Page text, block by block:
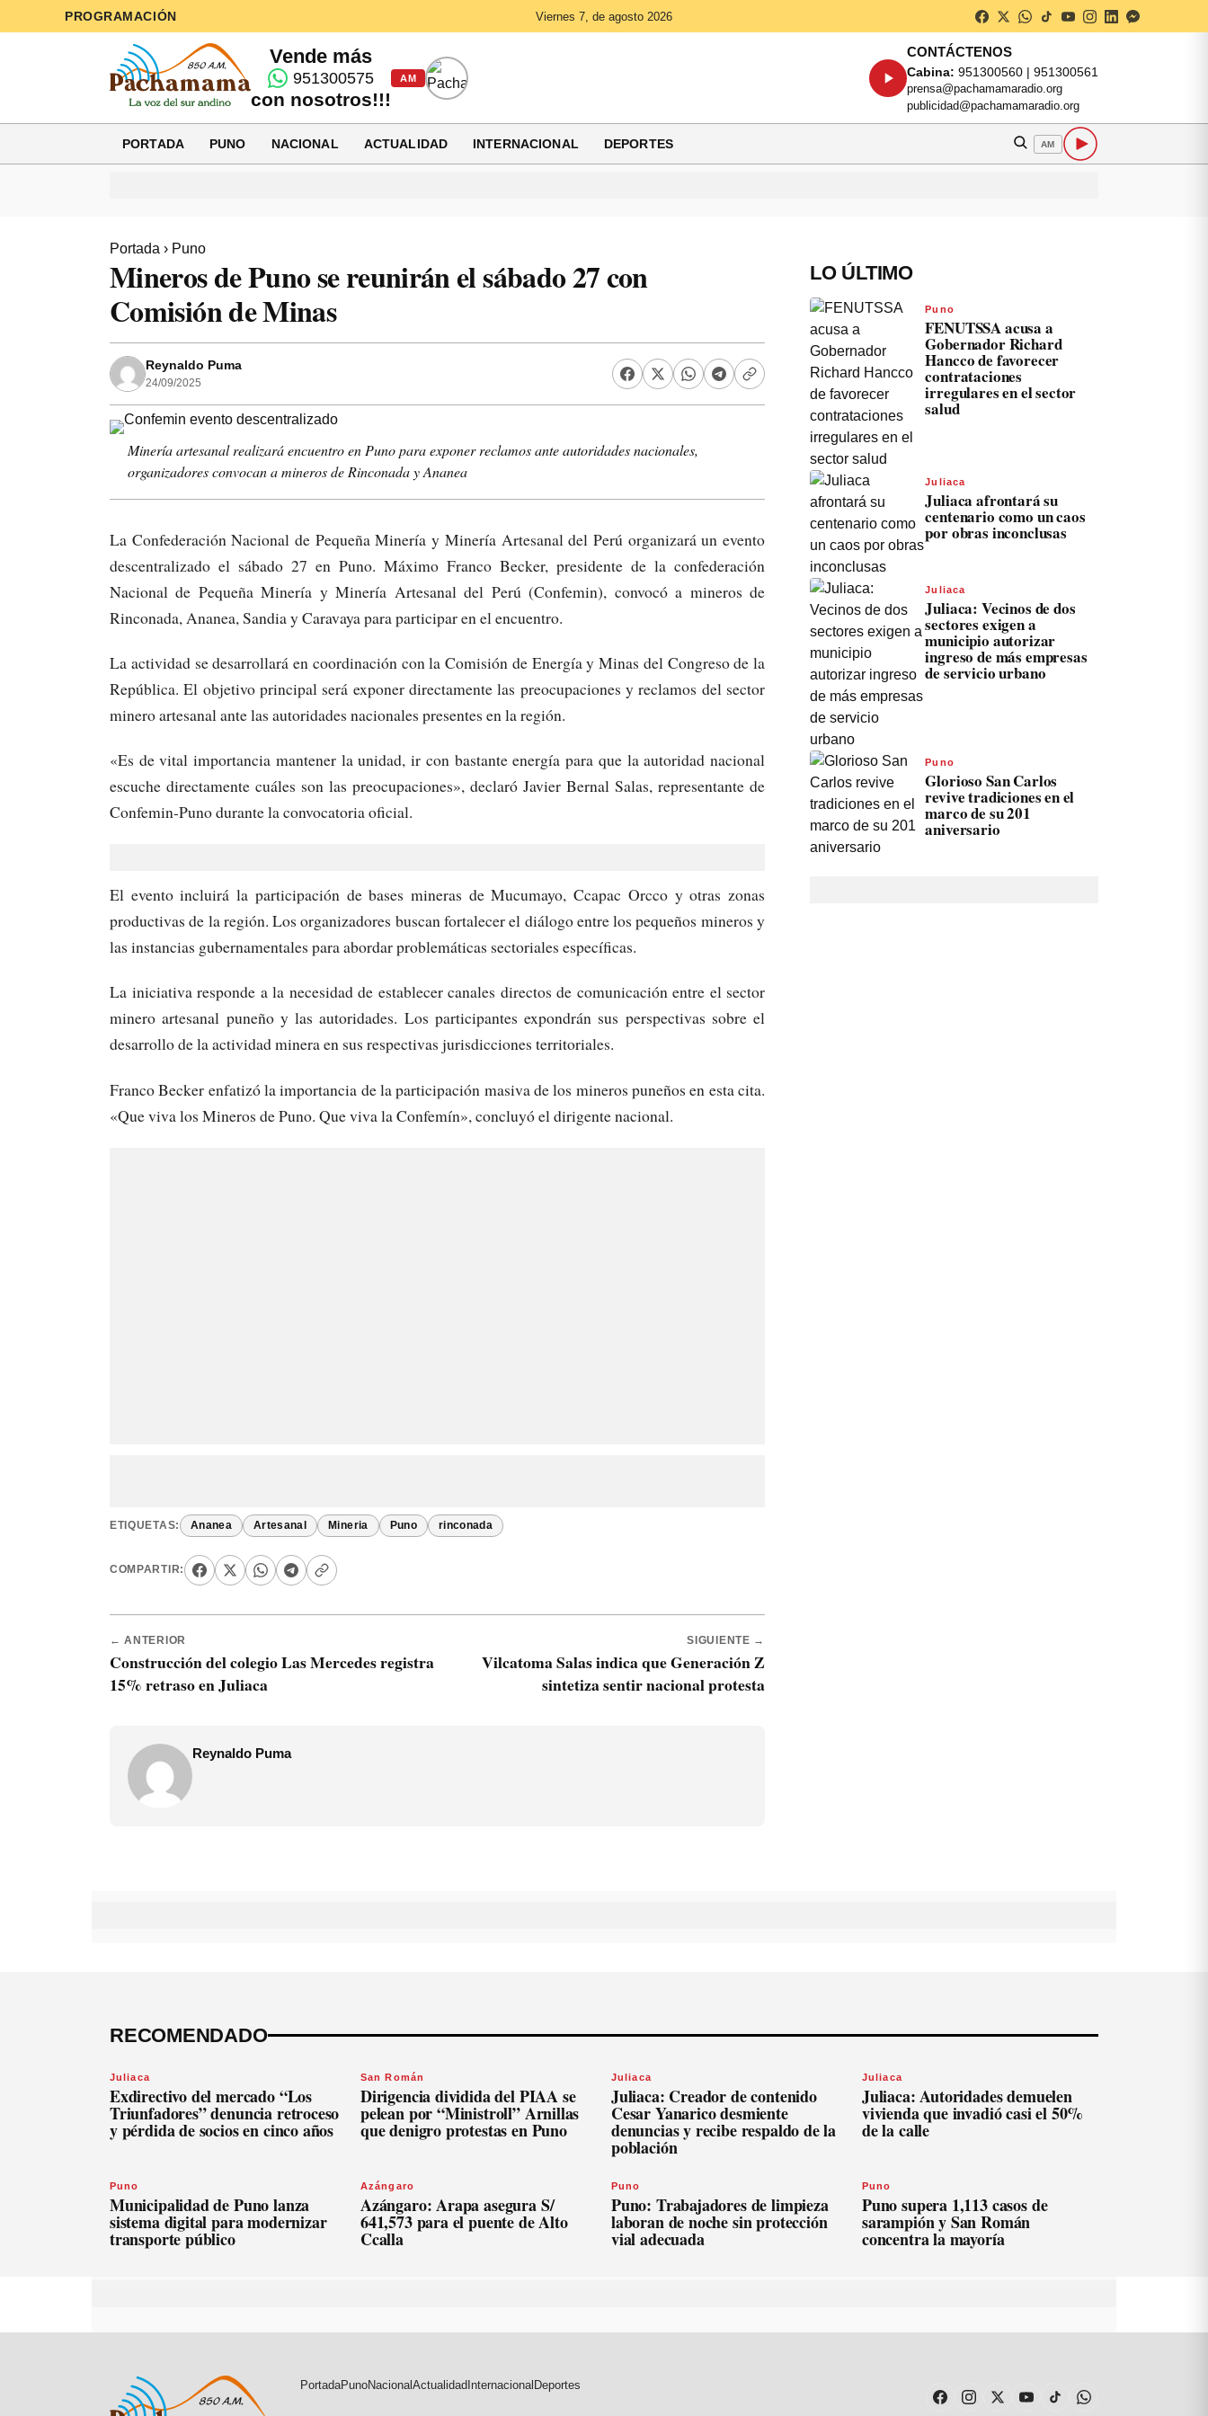
PROGRAMACIÓN Viernes 7, de agosto 2026
Vende más
951300575
con nosotros!!!
AM
CONTÁCTENOS
Cabina: 951300560 | 951300561
prensa@pachamamaradio.org
publicidad@pachamamaradio.org
PORTADA PUNO NACIONAL ACTUALIDAD INTERNACIONAL DEPORTES AM
Portada › Puno
Mineros de Puno se reunirán el sábado 27 con
Comisión de Minas
Reynaldo Puma
24/09/2025
Minería artesanal realizará encuentro en Puno para exponer reclamos ante autoridades nacionales,
organizadores convocan a mineros de Rinconada y Ananea
La Confederación Nacional de Pequeña Minería y Minería Artesanal del Perú organizará un evento
descentralizado el sábado 27 en Puno. Máximo Franco Becker, presidente de la confederación
Nacional de Pequeña Minería y Minería Artesanal del Perú (Confemin), convocó a mineros de
Rinconada, Ananea, Sandia y Caravaya para participar en el encuentro.
La actividad se desarrollará en coordinación con la Comisión de Energía y Minas del Congreso de la
República. El objetivo principal será exponer directamente las preocupaciones y reclamos del sector
minero artesanal ante las autoridades nacionales presentes en la región.
«Es de vital importancia mantener la unidad, ir con bastante energía para que la autoridad nacional
escuche directamente cuáles son las preocupaciones», declaró Javier Bernal Salas, representante de
Confemin-Puno durante la convocatoria oficial.
El evento incluirá la participación de bases mineras de Mucumayo, Ccapac Orcco y otras zonas
productivas de la región. Los organizadores buscan fortalecer el diálogo entre los pequeños mineros y
las instancias gubernamentales para abordar problemáticas sectoriales específicas.
La iniciativa responde a la necesidad de establecer canales directos de comunicación entre el sector
minero artesanal puneño y las autoridades. Los participantes expondrán sus perspectivas sobre el
desarrollo de la actividad minera en sus respectivas jurisdicciones territoriales.
Franco Becker enfatizó la importancia de la participación masiva de los mineros puneños en esta cita.
«Que viva los Mineros de Puno. Que viva la Confemín», concluyó el dirigente nacional.
ETIQUETAS: Ananea Artesanal Mineria Puno rinconada
COMPARTIR:
← ANTERIOR
Construcción del colegio Las Mercedes registra
15% retraso en Juliaca
SIGUIENTE →
Vilcatoma Salas indica que Generación Z
sintetiza sentir nacional protesta
Reynaldo Puma
LO ÚLTIMO
Puno
FENUTSSA acusa a
Gobernador Richard
Hancco de favorecer
contrataciones
irregulares en el sector
salud
Juliaca
Juliaca afrontará su
centenario como un caos
por obras inconclusas
Juliaca
Juliaca: Vecinos de dos
sectores exigen a
municipio autorizar
ingreso de más empresas
de servicio urbano
Puno
Glorioso San Carlos
revive tradiciones en el
marco de su 201
aniversario
RECOMENDADO
Juliaca
Exdirectivo del mercado “Los
Triunfadores” denuncia retroceso
y pérdida de socios en cinco años
San Román
Dirigencia dividida del PIAA se
pelean por “Ministroll” Arnillas
que denigro protestas en Puno
Juliaca
Juliaca: Creador de contenido
Cesar Yanarico desmiente
denuncias y recibe respaldo de la
población
Juliaca
Juliaca: Autoridades demuelen
vivienda que invadió casi el 50%
de la calle
Puno
Municipalidad de Puno lanza
sistema digital para modernizar
transporte público
Azángaro
Azángaro: Arapa asegura S/
641,573 para el puente de Alto
Ccalla
Puno
Puno: Trabajadores de limpieza
laboran de noche sin protección
vial adecuada
Puno
Puno supera 1,113 casos de
sarampión y San Román
concentra la mayoría
PortadaPunoNacionalActualidadInternacionalDeportes